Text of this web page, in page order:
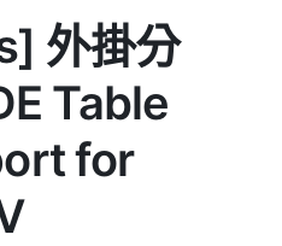
外掛分
Table
for